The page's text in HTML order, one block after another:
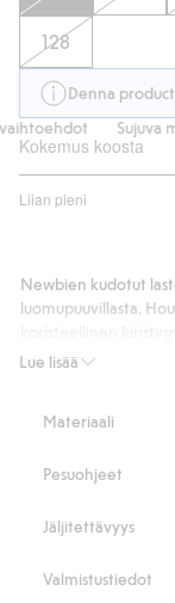
128
Denna
Sujuva
Kokemus koosta
Liian pieni
/
ääneen
Lue lisää
Newbien kudotut
luomupuuvillasta.
takana sekä
Tuotenumero
Materiaali
Pesuohjeet
Jäljitettävyys
Valmistustiedot